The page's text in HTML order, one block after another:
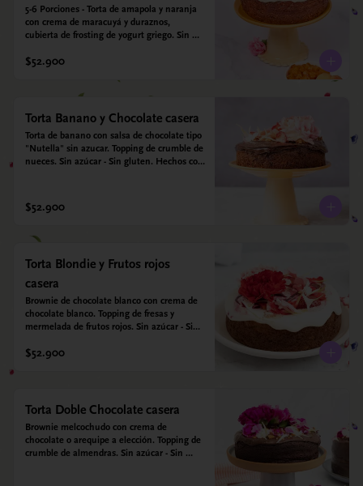
5-6 Porciones - Torta de amapola y naranja
con crema de maracuyá y duraznos,
cubierta de frosting de yogurt griego. Sin
$52.900
Torta Banano y Chocolate casera
Torta de banano con salsa de chocolate tipo
"Nutella" sin azucar. Topping de crumble de
nueces. Sin azúcar - Sin gluten. Hechos con
$52.900
Torta Blondie y Frutos rojos
casera
Brownie de chocolate blanco con crema de
chocolate blanco. Topping de fresas y
mermelada de frutos rojos. Sin azúcar - Sin
harina quinoa, arroz y coco. Endulzada con
$52.900
Torta Doble Chocolate casera
Brownie melcochudo con crema de
chocolate o arequipe a elección. Topping de
crumble de almendras. Sin azúcar - Sin